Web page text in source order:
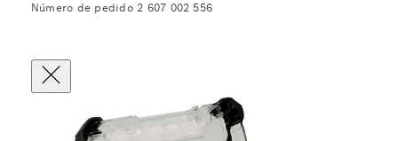
Número de pedido 2 607 002 556